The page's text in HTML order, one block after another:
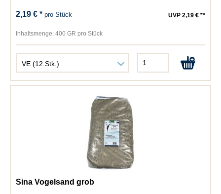
2,19 € *pro Stück UVP 2,19 € **
Inhaltsmenge: 400 GR pro Stück
Sina Vogelsand grob